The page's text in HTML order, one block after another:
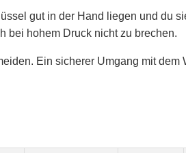
gut in der Hand liegen und du
bei hohem Druck nicht zu brechen.
Ein sicherer Umgang mit